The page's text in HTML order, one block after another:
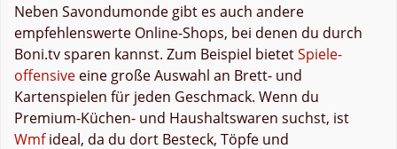
Neben Savondumonde gibt es auch andere
empfehlenswerte Online-Shops, bei denen du durch
Boni.tv sparen kannst. Zum Beispiel bietetSpiele-
offensive eine große Auswahl an Brett- und
Kartenspielen für jeden Geschmack. Wenn du
Premium-Küchen- und Haushaltswaren suchst, ist
Wmfideal, da du dort Besteck, Töpfe und